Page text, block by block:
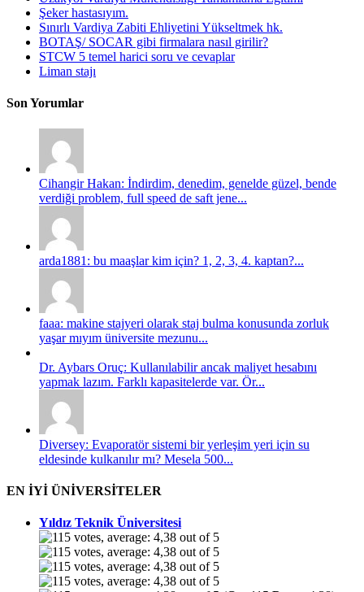
Şeker hastasıyım.
Sınırlı Vardiya Zabiti Ehliyetini Yükseltmek hk.
BOTAŞ/ SOCAR gibi firmalara nasıl girilir?
STCW 5 temel harici soru ve cevaplar
Liman stajı
Son Yorumlar
Cihangir Hakan: İndirdim, denedim, genelde güzel, bende
verdiği problem, full speed de saft jene...
arda1881: bu maaşlar kim için? 1, 2, 3, 4. kaptan?...
faaa: makine stajyeri olarak staj bulma konusunda zorluk
yaşar mıyım üniversite mezunu...
Dr. Aybars Oruç: Kullanılabilir ancak maliyet hesabını
yapmak lazım. Farklı kapasitelerde var. Ör...
Diversey: Evaporatör sistemi bir yerleşim yeri için su
eldesinde kulkanılır mı? Mesela 500...
EN İYİ ÜNİVERSİTELER
Yıldız Teknik Üniversitesi